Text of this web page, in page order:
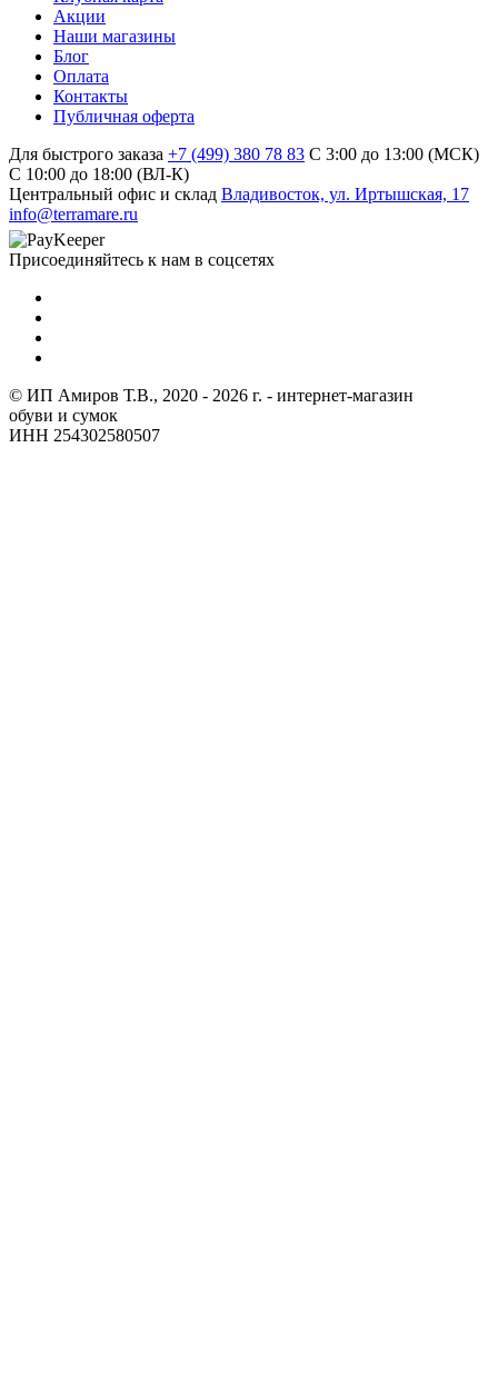
Акции
Наши магазины
Блог
Оплата
Контакты
Публичная оферта
Для быстрого заказа +7 (499) 380 78 83 С 3:00 до 13:00 (МСК)
C 10:00 до 18:00 (ВЛ-К)
Центральный офис и склад Владивосток, ул. Иртышская, 17
info@terramare.ru
Присоединяйтесь к нам в соцсетях
© ИП Амиров Т.В., 2020 - 2026 г. - интернет-магазин
обуви и сумок
ИНН 254302580507